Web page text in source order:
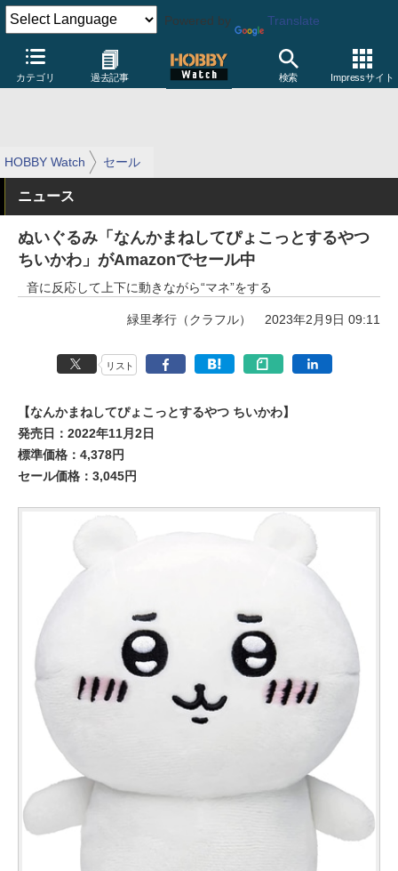
Powered by Translate
カテゴリ 過去記事 検索 Impressサイト
HOBBY Watch セール
ニュース
ぬいぐるみ「なんかまねしてぴょこっとするやつ
ちいかわ」がAmazonでセール中
音に反応して上下に動きながら“マネ”をする
緑里孝行（クラフル） 2023年2月9日 09:11
リスト
【なんかまねしてぴょこっとするやつ ちいかわ】
発売日：2022年11月2日
標準価格：4,378円
セール価格：3,045円